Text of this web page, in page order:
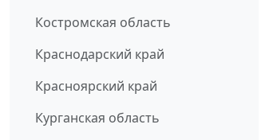
Костромская область
Краснодарский край
Красноярский край
Курганская область